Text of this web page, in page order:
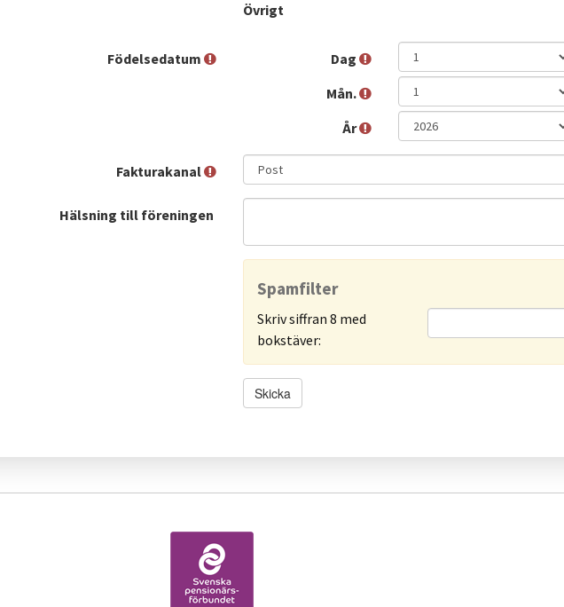
Övrigt
Födelsedatum
Dag
Mån.
År
Fakturakanal
Hälsning till föreningen
Spamfilter
Skriv siffran 8 med
bokstäver:
Skicka